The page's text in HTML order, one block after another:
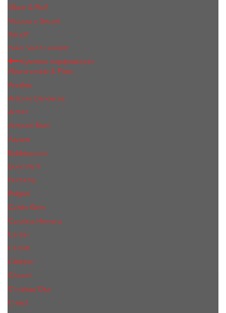
Viktor & Rolf
Victoria s Secret
Xerjoff
Yves Saint Laurent
Мужская парфюмерия
Abercrombie & Fitch
Annifen
Antonio Banderas
Armaf
Armand Basi
Azzaro
Baldessarini
Bond № 9
Burberry
Bvlgari
Calvin Klein
Carolina Herrera
Cartier
Cerruti
Сliniquе
Chanel
Christian Dior
Creed